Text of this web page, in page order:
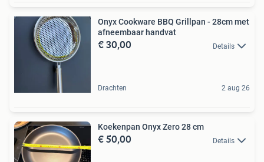
Onyx Cookware BBQ Grillpan - 28cm met
afneembaar handvat
€ 30,00 Details
Drachten 2 aug 26
Koekenpan Onyx Zero 28 cm
€ 50,00 Details